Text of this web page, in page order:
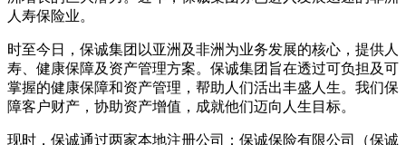
人寿保险业。
时至今日，保诚集团以亚洲及非洲为业务发展的核心，提供人
寿、健康保障及资产管理方案。保诚集团旨在透过可负担及可
掌握的健康保障和资产管理，帮助人们活出丰盛人生。我们保
障客户财产，协助资产增值，成就他们迈向人生目标。
现时，保诚通过两家本地注册公司：保诚保险有限公司（保诚